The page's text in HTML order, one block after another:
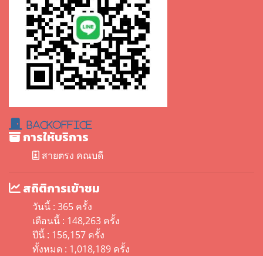
BackOffice
การให้บริการ
สายตรง คณบดี
สถิติการเข้าชม
วันนี้ : 365 ครั้ง
เดือนนี้ : 148,263 ครั้ง
ปีนี้ : 156,157 ครั้ง
ทั้งหมด : 1,018,189 ครั้ง